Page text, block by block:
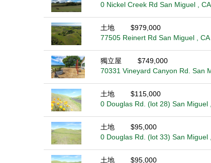
0 Nickel Creek Rd San Miguel ,
土地
$979,000
77505 Reinert Rd San Miguel , CA
獨立屋
$749,000
70331 Vineyard Canyon Rd. San
土地
$115,000
0 Douglas Rd. (lot 28) San Miguel
土地
$95,000
0 Douglas Rd. (lot 33) San Miguel
土地
$95,000